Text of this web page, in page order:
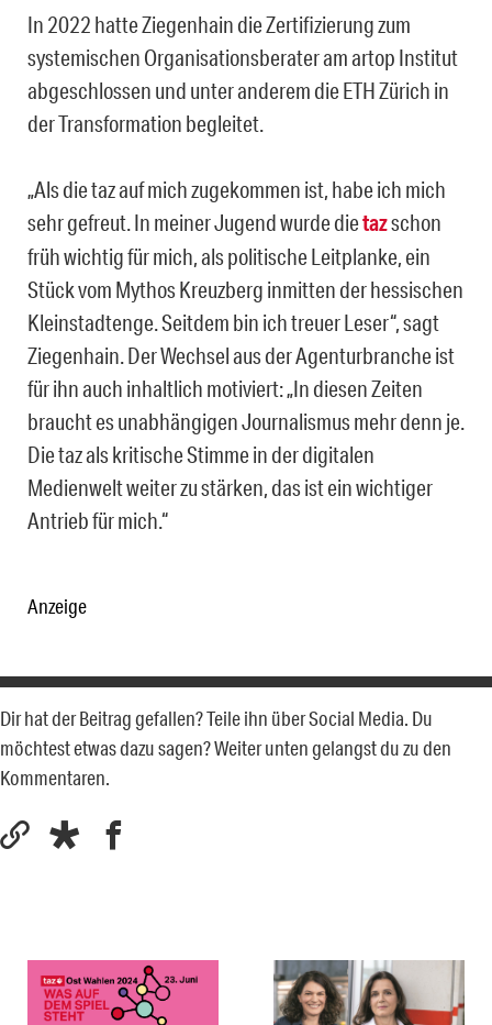
In 2022 hatte Ziegenhain die Zertifizierung zum
systemischen Organisationsberater am artop Institut
abgeschlossen und unter anderem die ETH Zürich in
der Transformation begleitet.
„Als die taz auf mich zugekommen ist, habe ich mich
sehr gefreut. In meiner Jugend wurde dietazschon
früh wichtig für mich, als politische Leitplanke, ein
Stück vom Mythos Kreuzberg inmitten der hessischen
Kleinstadtenge. Seitdem bin ich treuer Leser“, sagt
Ziegenhain. Der Wechsel aus der Agenturbranche ist
für ihn auch inhaltlich motiviert: „In diesen Zeiten
braucht es unabhängigen Journalismus mehr denn je.
Die taz als kritische Stimme in der digitalen
Medienwelt weiter zu stärken, das ist ein wichtiger
Antrieb für mich.“
Anzeige
Dir hat der Beitrag gefallen? Teile ihn über Social Media. Du
möchtest etwas dazu sagen? Weiter unten gelangst du zu den
Kommentaren.